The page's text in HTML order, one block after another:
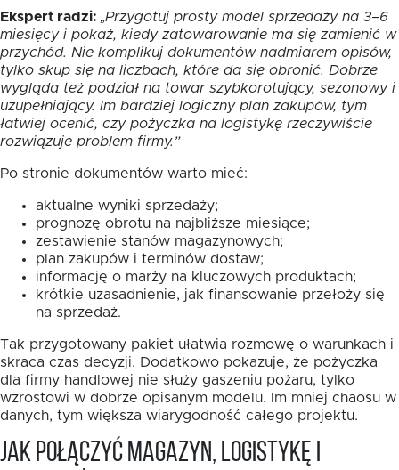
Ekspert radzi: „Przygotuj prosty model sprzedaży na 3–6
miesięcy i pokaż, kiedy zatowarowanie ma się zamienić w
przychód. Nie komplikuj dokumentów nadmiarem opisów,
tylko skup się na liczbach, które da się obronić. Dobrze
wygląda też podział na towar szybkorotujący, sezonowy i
uzupełniający. Im bardziej logiczny plan zakupów, tym
łatwiej ocenić, czy pożyczka na logistykę rzeczywiście
rozwiązuje problem firmy.”
Po stronie dokumentów warto mieć:
aktualne wyniki sprzedaży;
prognozę obrotu na najbliższe miesiące;
zestawienie stanów magazynowych;
plan zakupów i terminów dostaw;
informację o marży na kluczowych produktach;
krótkie uzasadnienie, jak finansowanie przełoży się
na sprzedaż.
Tak przygotowany pakiet ułatwia rozmowę o warunkach i
skraca czas decyzji. Dodatkowo pokazuje, że pożyczka
dla firmy handlowej nie służy gaszeniu pożaru, tylko
wzrostowi w dobrze opisanym modelu. Im mniej chaosu w
danych, tym większa wiarygodność całego projektu.
Jak połączyć magazyn, logistykę i